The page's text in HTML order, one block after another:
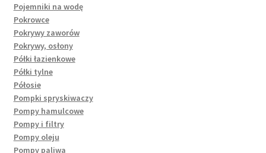
Pojemniki na wodę
Pokrowce
Pokrywy zaworów
Pokrywy, osłony
Półki łazienkowe
Półki tylne
Półosie
Pompki spryskiwaczy
Pompy hamulcowe
Pompy i filtry
Pompy oleju
Pompy paliwa